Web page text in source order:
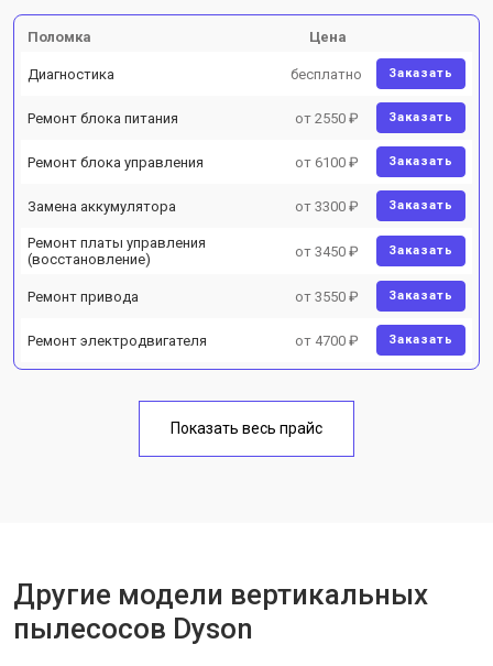
Поломка Цена
Диагностика бесплатно Заказать
Ремонт блока питания от 2550 ₽ Заказать
Ремонт блока управления от 6100 ₽ Заказать
Замена аккумулятора от 3300 ₽ Заказать
Ремонт платы управления
(восстановление)
от 3450 ₽ Заказать
Ремонт привода от 3550 ₽ Заказать
Ремонт электродвигателя от 4700 ₽ Заказать
Показать весь прайс
Другие модели вертикальных
пылесосов Dyson